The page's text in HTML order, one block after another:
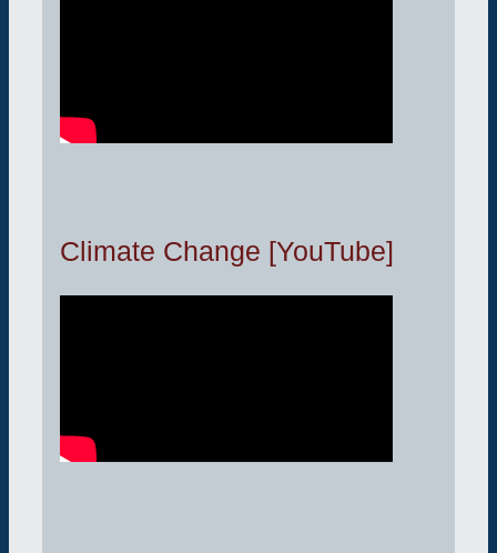
Climate Change [YouTube]